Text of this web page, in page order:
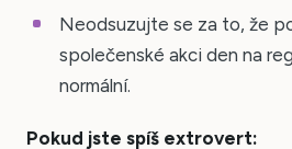
Neodsuzujte se za to, že
společenské akci den na
normální.
Pokud jste spíš extrovert: